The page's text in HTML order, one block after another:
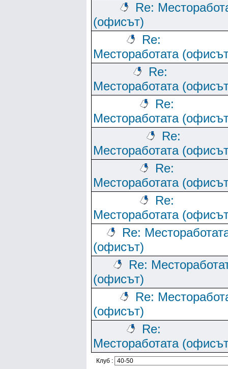
Re:
(офисът)
Re:
Местоработата
Re:
Местоработата
Re:
Местоработата
Re:
Местоработата
Re:
Местоработата
Re:
Местоработата
Re:
(офисът)
Re:
(офисът)
Re:
(офисът)
Re:
Местоработата
Клуб :